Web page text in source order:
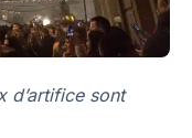
d’artifice sont